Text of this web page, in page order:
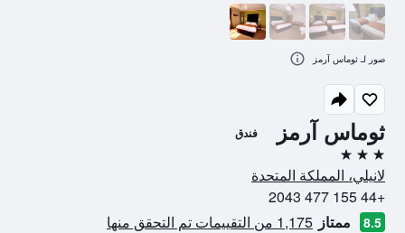
ثوماس آرمز فندق
3 نجوم
لانيلي، المملكة المتحدة
+44 155 477 2043
8.5 ممتاز 1,175 من التقييمات تم التحقق منها
صور لـ ثوماس آرمز